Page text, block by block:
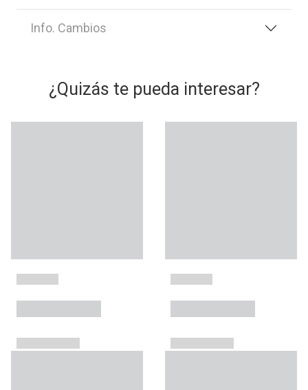
Info. Cambios
¿Quizás te pueda interesar?